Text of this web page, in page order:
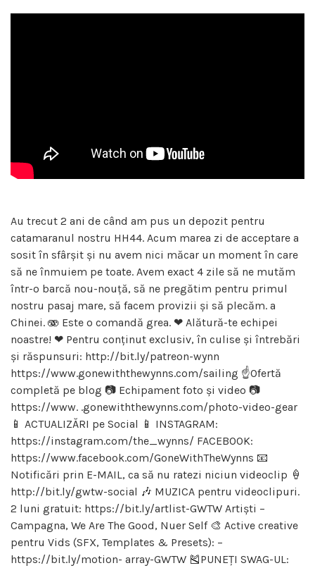
Au trecut 2 ani de când am pus un depozit pentru
catamaranul nostru HH44. Acum marea zi de acceptare a
sosit în sfârșit și nu avem nici măcar un moment în care
să ne înmuiem pe toate. Avem exact 4 zile să ne mutăm
într-o barcă nou-nouță, să ne pregătim pentru primul
nostru pasaj mare, să facem provizii și să plecăm. a
Chinei. 🫨 Este o comandă grea. ❤ Alătură-te echipei
noastre! ❤ Pentru conținut exclusiv, în culise și întrebări
și răspunsuri: http://bit.ly/patreon-wynn
https://www.gonewiththewynns.com/sailing ☝Ofertă
completă pe blog 📷 Echipament foto și video 📷
https://www. .gonewiththewynns.com/photo-video-gear
📱 ACTUALIZĂRI pe Social 📱 INSTAGRAM:
https://instagram.com/the_wynns/ FACEBOOK:
https://www.facebook.com/GoneWithTheWynns 📧
Notificări prin E-MAIL, ca să nu ratezi niciun videoclip 🍦
http://bit.ly/gwtw-social 🎶 MUZICA pentru videoclipuri.
2 luni gratuit: https://bit.ly/artlist-GWTW Artiști –
Campagna, We Are The Good, Nuer Self 🎨 Active creative
pentru Vids (SFX, Templates & Presets): –
https://bit.ly/motion- array-GWTW 🎽PUNEȚI SWAG-UL: